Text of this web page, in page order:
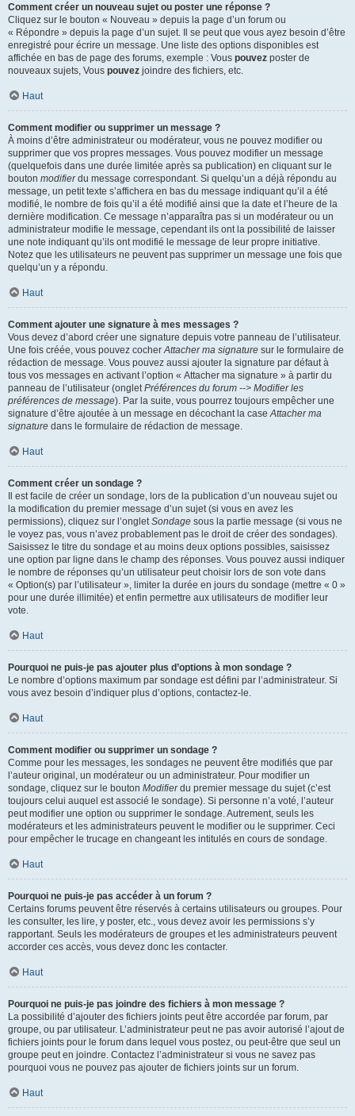
Comment créer un nouveau sujet ou poster une réponse ?
Cliquez sur le bouton « Nouveau » depuis la page d’un forum ou
« Répondre » depuis la page d’un sujet. Il se peut que vous ayez besoin d’être
enregistré pour écrire un message. Une liste des options disponibles est
affichée en bas de page des forums, exemple : Vous pouvez poster de
nouveaux sujets, Vous pouvez joindre des fichiers, etc.
Haut
Comment modifier ou supprimer un message ?
À moins d’être administrateur ou modérateur, vous ne pouvez modifier ou
supprimer que vos propres messages. Vous pouvez modifier un message
(quelquefois dans une durée limitée après sa publication) en cliquant sur le
bouton modifierdu message correspondant. Si quelqu’un a déjà répondu au
message, un petit texte s’affichera en bas du message indiquant qu’il a été
modifié, le nombre de fois qu’il a été modifié ainsi que la date et l’heure de la
dernière modification. Ce message n’apparaîtra pas si un modérateur ou un
administrateur modifie le message, cependant ils ont la possibilité de laisser
une note indiquant qu’ils ont modifié le message de leur propre initiative.
Notez que les utilisateurs ne peuvent pas supprimer un message une fois que
quelqu’un y a répondu.
Haut
Comment ajouter une signature à mes messages ?
Vous devez d’abord créer une signature depuis votre panneau de l’utilisateur.
Une fois créée, vous pouvez cocherAttacher ma signature sur le formulaire de
rédaction de message. Vous pouvez aussi ajouter la signature par défaut à
tous vos messages en activant l’option « Attacher ma signature » à partir du
panneau de l’utilisateur (ongletPréférences du forum --> Modifier les
préférences de message). Par la suite, vous pourrez toujours empêcher une
signature d’être ajoutée à un message en décochant la caseAttacher ma
signature dans le formulaire de rédaction de message.
Haut
Comment créer un sondage ?
Il est facile de créer un sondage, lors de la publication d’un nouveau sujet ou
la modification du premier message d’un sujet (si vous en avez les
permissions), cliquez sur l’ongletSondage sous la partie message (si vous ne
le voyez pas, vous n’avez probablement pas le droit de créer des sondages).
Saisissez le titre du sondage et au moins deux options possibles, saisissez
une option par ligne dans le champ des réponses. Vous pouvez aussi indiquer
le nombre de réponses qu’un utilisateur peut choisir lors de son vote dans
« Option(s) par l’utilisateur », limiter la durée en jours du sondage (mettre « 0 »
pour une durée illimitée) et enfin permettre aux utilisateurs de modifier leur
vote.
Haut
Pourquoi ne puis-je pas ajouter plus d’options à mon sondage ?
Le nombre d’options maximum par sondage est défini par l’administrateur. Si
vous avez besoin d’indiquer plus d’options, contactez-le.
Haut
Comment modifier ou supprimer un sondage ?
Comme pour les messages, les sondages ne peuvent être modifiés que par
l’auteur original, un modérateur ou un administrateur. Pour modifier un
sondage, cliquez sur le bouton Modifierdu premier message du sujet (c’est
toujours celui auquel est associé le sondage). Si personne n’a voté, l’auteur
peut modifier une option ou supprimer le sondage. Autrement, seuls les
modérateurs et les administrateurs peuvent le modifier ou le supprimer. Ceci
pour empêcher le trucage en changeant les intitulés en cours de sondage.
Haut
Pourquoi ne puis-je pas accéder à un forum ?
Certains forums peuvent être réservés à certains utilisateurs ou groupes. Pour
les consulter, les lire, y poster, etc., vous devez avoir les permissions s’y
rapportant. Seuls les modérateurs de groupes et les administrateurs peuvent
accorder ces accès, vous devez donc les contacter.
Haut
Pourquoi ne puis-je pas joindre des fichiers à mon message ?
La possibilité d’ajouter des fichiers joints peut être accordée par forum, par
groupe, ou par utilisateur. L’administrateur peut ne pas avoir autorisé l’ajout de
fichiers joints pour le forum dans lequel vous postez, ou peut-être que seul un
groupe peut en joindre. Contactez l’administrateur si vous ne savez pas
pourquoi vous ne pouvez pas ajouter de fichiers joints sur un forum.
Haut